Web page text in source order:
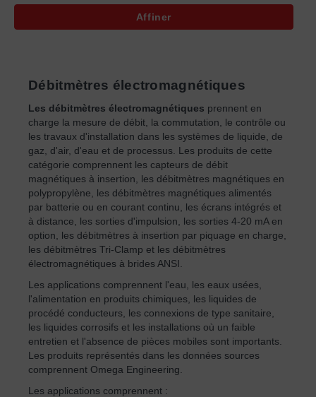
Affiner
Débitmètres électromagnétiques
Les débitmètres électromagnétiques prennent en
charge la mesure de débit, la commutation, le contrôle ou
les travaux d'installation dans les systèmes de liquide, de
gaz, d'air, d'eau et de processus. Les produits de cette
catégorie comprennent les capteurs de débit
magnétiques à insertion, les débitmètres magnétiques en
polypropylène, les débitmètres magnétiques alimentés
par batterie ou en courant continu, les écrans intégrés et
à distance, les sorties d'impulsion, les sorties 4-20 mA en
option, les débitmètres à insertion par piquage en charge,
les débitmètres Tri-Clamp et les débitmètres
électromagnétiques à brides ANSI.
Les applications comprennent l'eau, les eaux usées,
l'alimentation en produits chimiques, les liquides de
procédé conducteurs, les connexions de type sanitaire,
les liquides corrosifs et les installations où un faible
entretien et l'absence de pièces mobiles sont importants.
Les produits représentés dans les données sources
comprennent Omega Engineering.
Les applications comprennent :